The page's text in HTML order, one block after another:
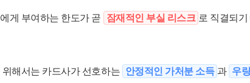
게 부여하는 한도가 곧 잠재적인 부실 리스크 로 직결되
해서는 카드사가 선호하는 안정적인 가처분 소득 과 우